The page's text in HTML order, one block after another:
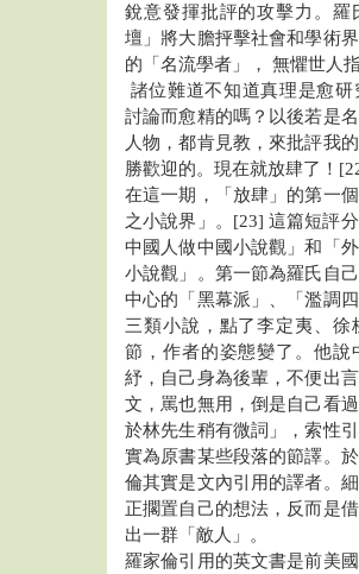
銳意發揮批評的攻擊力。羅
壇」將大膽抨擊社會和學術
的「名流學者」， 無懼世人
諸位難道不知道真理是愈
討論而愈精的嗎？以後若是
人物，都肯見教，來批評我
勝歡迎的。現在就放肆了！
在這一期，「放肆」的第一
之小說界」。[23] 這篇短評
中國人做中國小說觀」和「
小說觀」。第一節為羅氏自
中心的「黑幕派」、「濫調
三類小說，點了李定夷、徐
節，作者的姿態變了。他說
紓，自己身為後輩，不便出
文，罵也無用，倒是自己看
於林先生稍有微詞」，索性
實為原書某些段落的節譯。
倫其實是文內引用的譯者。
正擱置自己的想法，反而是
出一群「敵人」。
羅家倫引用的英文書是前美